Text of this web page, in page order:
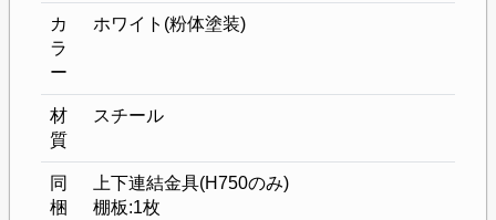
カ
ラ
ー
ホワイト(粉体塗装)
材
質
スチール
同
梱
上下連結金具(H750のみ)
棚板:1枚